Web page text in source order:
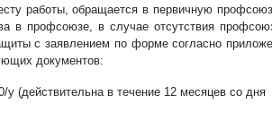
работы, обращается в первичную
в профсоюзе, в случае отсутствия
с заявлением по форме согласно
документов:
(действительна в течение 12 месяцев со дня